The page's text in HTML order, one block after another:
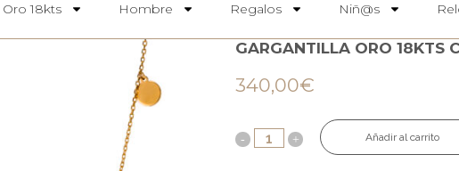
Oro 18kts Hombre Regalos Niñ@s
GARGANTILLA ORO 18KTS
340,00€
Añadir al carrito